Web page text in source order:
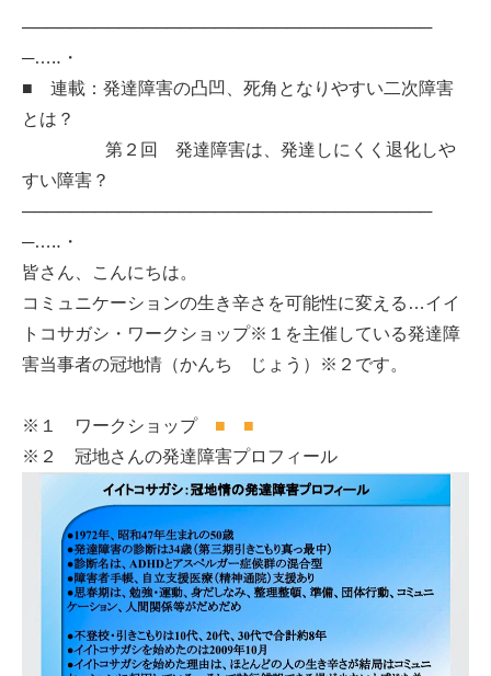
──────────────────────────────────
─…‥・
■ 連載：発達障害の凸凹、死角となりやすい二次障害
とは？
第２回 発達障害は、発達しにくく退化しや
すい障害？
──────────────────────────────────
─…‥・
皆さん、こんにちは。
コミュニケーションの生き辛さを可能性に変える…イイ
トコサガシ・ワークショップ※１を主催している発達障
害当事者の冠地情（かんち じょう）※２です。
※１ ワークショップ ■
■
※２ 冠地さんの発達障害プロフィール